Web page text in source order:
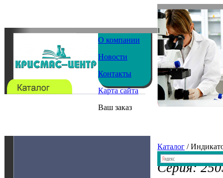
О компании
Новости
Контакты
Карта сайта
Ваш заказ
Каталог /
Серия: